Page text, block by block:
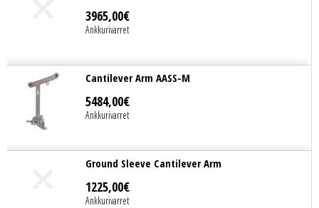
3965,00€
Ankkurivarret
Cantilever Arm AASS-M
5484,00€
Ankkurivarret
Ground Sleeve Cantilever Arm
1225,00€
Ankkurivarret